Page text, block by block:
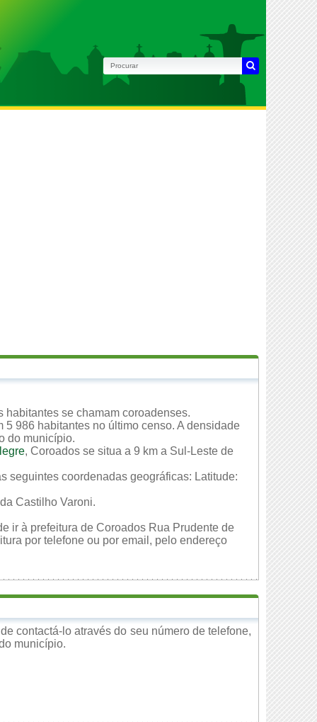
habitantes se chamam coroadenses.
5 986 habitantes no último censo. A densidade
do município.
, Coroados se situa a 9 km a Sul-Leste de
seguintes coordenadas geográficas: Latitude:
Castilho Varoni.
ir à prefeitura de Coroados Rua Prudente de
por telefone ou por email, pelo endereço
contactá-lo através do seu número de telefone,
município.